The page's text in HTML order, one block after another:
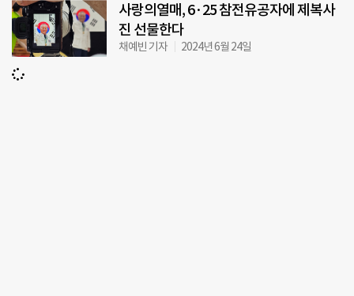
사랑의열매, 6·25 참전유공자에 제복사
진 선물한다
채예빈 기자 2024년 6월 24일